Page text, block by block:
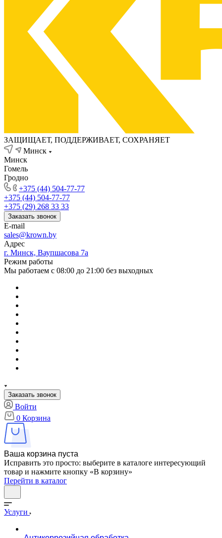
ЗАЩИЩАЕТ, ПОДДЕРЖИВАЕТ, СОХРАНЯЕТ
Минск
Минск
Гомель
Гродно
+375 (44) 504-77-77
+375 (44) 504-77-77
+375 (29) 268 33 33
Заказать звонок
E-mail
sales@krown.by
Адрес
г. Минск, Ваупшасова 7а
Режим работы
Мы работаем с 08:00 до 21:00 без выходных
Заказать звонок
Войти
0 Корзина
Ваша корзина пуста
Исправить это просто: выберите в каталоге интересующий
товар и нажмите кнопку «В корзину»
Перейти в каталог
Услуги